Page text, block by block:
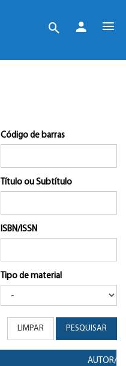
Código de barras
Título ou Subtítulo
ISBN/ISSN
Tipo de material
LIMPAR PESQUISAR
AUTOR/